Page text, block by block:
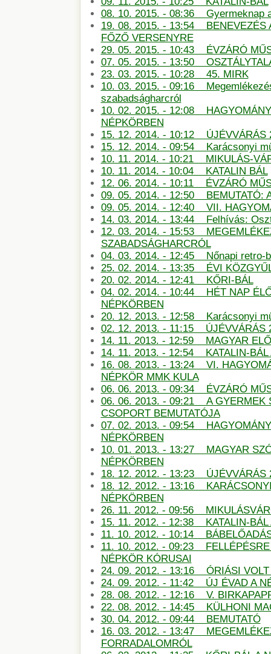
08. 10. 2015. - 08:36 Gyermeknap
19. 08. 2015. - 13:54 BENEVEZÉS
FŐZŐ VERSENYRE
29. 05. 2015. - 10:43 ÉVZÁRÓ
07. 05. 2015. - 13:50
23. 03. 2015. - 10:28 45. MIRK
10. 03. 2015. - 09:16
szabadságharcról
10. 02. 2015. - 12:08
NÉPKÖRBEN
15. 12. 2014. - 10:12 ÚJÉVVÁRÁS
15. 12. 2014. - 09:54 Karácsonyi
10. 11. 2014. - 10:21 MIKULÁS-
10. 11. 2014. - 10:04 KATALIN BÁL
12. 06. 2014. - 10:11 ÉVZÁRÓ
09. 05. 2014. - 12:50 BEMUTATÓ:
09. 05. 2014. - 12:40 VII.
14. 03. 2014. - 13:44 Felhívás:
12. 03. 2014. - 15:53
SZABADSÁGHARCRÓL
04. 03. 2014. - 12:45 Nőnapi retro-
25. 02. 2014. - 13:35 ÉVI
20. 02. 2014. - 12:41 KŐRI-BÁL
04. 02. 2014. - 10:44 HÉT NAP
NÉPKÖRBEN
20. 12. 2013. - 12:58 Karácsonyi
02. 12. 2013. - 11:15 ÚJÉVVÁRÁS
14. 11. 2013. - 12:59 MAGYAR
14. 11. 2013. - 12:54 KATALIN-BÁL
16. 08. 2013. - 13:24 VI.
NÉPKÖR MMK KULA
06. 06. 2013. - 09:34 ÉVZÁRÓ
06. 06. 2013. - 09:21 A GYERMEK
CSOPORT BEMUTATÓJA
07. 02. 2013. - 09:54
NÉPKÖRBEN
10. 01. 2013. - 13:27 MAGYAR
NÉPKÖRBEN
18. 12. 2012. - 13:23 ÚJÉVVÁRÁS
18. 12. 2012. - 13:16
NÉPKÖRBEN
26. 11. 2012. - 09:56
15. 11. 2012. - 12:38 KATALIN-BÁL
11. 10. 2012. - 10:14
11. 10. 2012. - 09:23 FELLÉPÉSRE
NÉPKÖR KÓRUSAI
24. 09. 2012. - 13:16 ÓRIÁSI VOLT
24. 09. 2012. - 11:42 ÚJ ÉVAD A
28. 08. 2012. - 12:16 V.
22. 08. 2012. - 14:45 KÜLHONI
30. 04. 2012. - 09:44 BEMUTATÓ
16. 03. 2012. - 13:47
FORRADALOMRÓL